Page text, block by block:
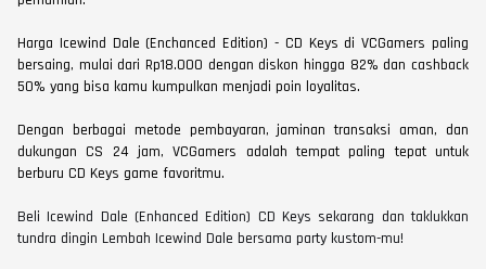
Harga Icewind Dale (Enchanced Edition) - CD Keys di VCGamers paling
bersaing, mulai dari Rp18.000 dengan diskon hingga 82% dan cashback
50% yang bisa kamu kumpulkan menjadi poin loyalitas.
Dengan berbagai metode pembayaran, jaminan transaksi aman, dan
dukungan CS 24 jam, VCGamers adalah tempat paling tepat untuk
berburu CD Keys game favoritmu.
Beli Icewind Dale (Enhanced Edition) CD Keys sekarang dan taklukkan
tundra dingin Lembah Icewind Dale bersama party kustom-mu!